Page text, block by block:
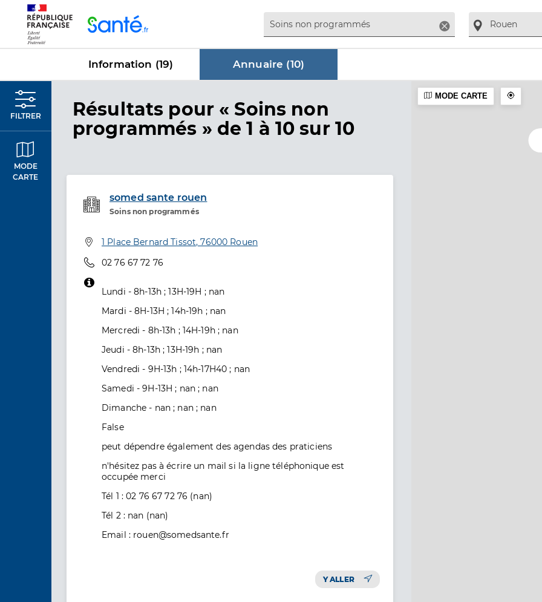
Supprimer
Information (19) Annuaire (10)
FILTRER
MODE
CARTE
Résultats dans Annuaire
pour « Soins non
programmés » de 1 à 10 sur 10
somed sante rouen
Soins non programmés
Etablissement de soins
Adresse
1 Place Bernard Tissot, 76000 Rouen
Téléphone
02 76 67 72 76
Lundi - 8h-13h ; 13H-19H ; nan
Mardi - 8H-13H ; 14h-19h ; nan
Mercredi - 8h-13h ; 14H-19h ; nan
Jeudi - 8h-13h ; 13H-19h ; nan
Vendredi - 9H-13h ; 14h-17H40 ; nan
Samedi - 9H-13H ; nan ; nan
Dimanche - nan ; nan ; nan
False
peut dépendre également des agendas des praticiens
n'hésitez pas à écrire un mail si la ligne téléphonique est
occupée merci
Tél 1 : 02 76 67 72 76 (nan)
Tél 2 : nan (nan)
Email : rouen@somedsante.fr
Y ALLER
MODE CARTE
Panneau de gestion des cookies